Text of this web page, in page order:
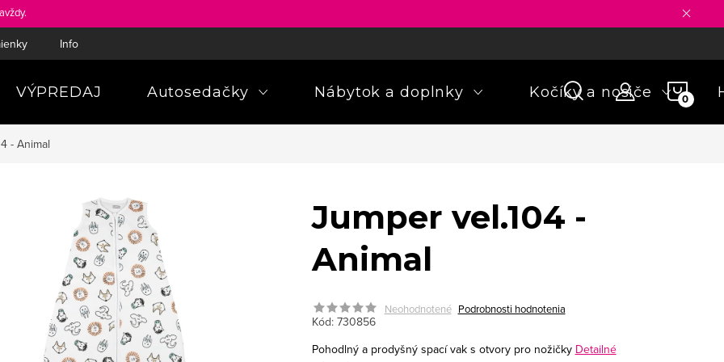
Informácie a poučenia pre spotrebiteľa
VÝPREDAJ Autosedačky Nábytok a doplnky Kočíky a nosiče
- Animal
Jumper vel.104 -
Animal
Neohodnotené Podrobnosti hodnotenia
Kód: 730856
Pohodlný a prodyšný spací vak s otvory pro nožičky Detailné